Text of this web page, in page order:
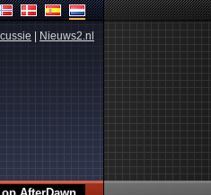
Nieuws2.nl